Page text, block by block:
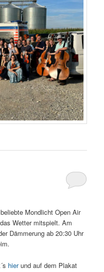
Mondlicht Open Air
Wetter mitspielt. Am
Dämmerung ab 20:30 Uhr
hierund auf dem Plakat